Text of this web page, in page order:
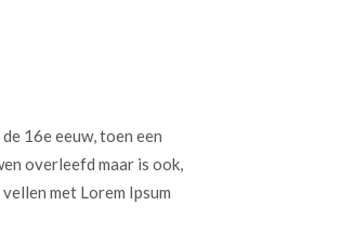
16e eeuw, toen een
overleefd maar is ook,
met Lorem Ipsum